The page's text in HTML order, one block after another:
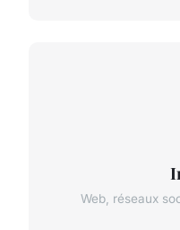
Web, réseaux